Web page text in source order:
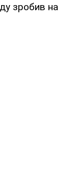
зробив на